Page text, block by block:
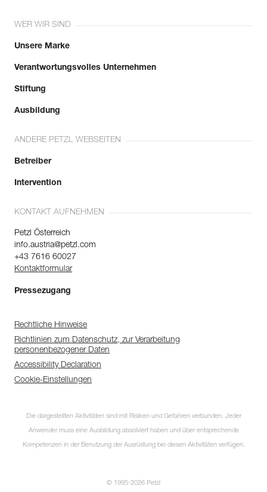
WER WIR SIND
Unsere Marke
Verantwortungsvolles Unternehmen
Stiftung
Ausbildung
ANDERE PETZL WEBSEITEN
Betreiber
Intervention
KONTAKT AUFNEHMEN
Petzl Österreich
info.austria@petzl.com
+43 7616 60027
Kontaktformular
Pressezugang
Rechtliche Hinweise
Richtlinien zum Datenschutz, zur Verarbeitung
personenbezogener Daten
Accessibility Declaration
Cookie-Einstellungen
Die dargestellten Aktivitäten sind mit Risiken und Gefahren verbunden. Jeder
Anwender muss eine Ausbildung absolviert haben und über entsprechende
Kompetenzen in der Benutzung der Ausrüstung bei diesen Aktivitäten verfügen.
© 1995-2026 Petzl